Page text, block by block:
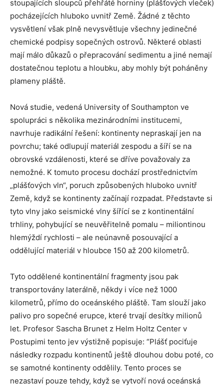
stoupajících sloupců přehřáté horniny (plášťových vleček)
pocházejících hluboko uvnitř Země. Žádné z těchto
vysvětlení však plně nevysvětluje všechny jedinečné
chemické podpisy sopečných ostrovů. Některé oblasti
mají málo důkazů o přepracování sedimentu a jiné nemají
dostatečnou teplotu a hloubku, aby mohly být poháněny
plameny pláště.
Nová studie, vedená University of Southampton ve
spolupráci s několika mezinárodními institucemi,
navrhuje radikální řešení: kontinenty nepraskají jen na
povrchu; také odlupují materiál zespodu a šíří se na
obrovské vzdálenosti, které se dříve považovaly za
nemožné. K tomuto procesu dochází prostřednictvím
„plášťových vln“, poruch způsobených hluboko uvnitř
Země, když se kontinenty začínají rozpadat. Představte si
tyto vlny jako seismické vlny šířící se z kontinentální
trhliny, pohybující se neuvěřitelně pomalu – miliontinou
hlemýždí rychlosti – ale neúnavně posouvající a
oddělující materiál v hloubce 150 až 200 kilometrů.
Tyto oddělené kontinentální fragmenty jsou pak
transportovány laterálně, někdy i více než 1000
kilometrů, přímo do oceánského pláště. Tam slouží jako
palivo pro sopečné erupce, které trvají desítky milionů
let. Profesor Sascha Brunet z Helm Holtz Center v
Postupimi tento jev výstižně popisuje: “Plášť pociťuje
následky rozpadu kontinentů ještě dlouhou dobu poté, co
se samotné kontinenty oddělily. Tento proces se
nezastaví pouze tehdy, když se vytvoří nová oceánská